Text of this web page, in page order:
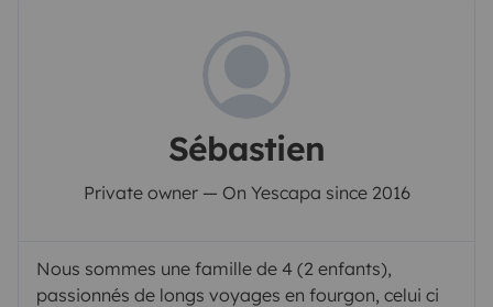
Sébastien
Private owner — On Yescapa since 2016
Nous sommes une famille de 4 (2 enfants),
passionnés de longs voyages en fourgon, celui ci